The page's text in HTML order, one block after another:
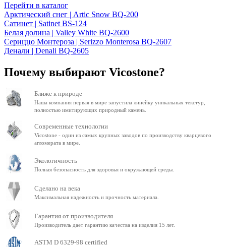
Перейти в каталог
Арктический снег | Artic Snow BQ-200
Сатинет | Satinet BS-124
Белая долина | Valley White BQ-2600
Сериццо Монтероза | Serizzo Monterosa BQ-2607
Денали | Denali BQ-2605
Почему выбирают Vicostone?
Ближе к природе
Наша компания первая в мире запустила линейку уникальных текстур,
полностью имитирующих природный камень.
Современные технологии
Vicostone - один из самых крупных заводов по производству кварцевого
агломерата в мире.
Экологичность
Полная безопасность для здоровья и окружающей среды.
Сделано на века
Максимальная надежность и прочность материала.
Гарантия от производителя
Производитель дает гарантию качества на изделия 15 лет.
ASTM D 6329-98 certified